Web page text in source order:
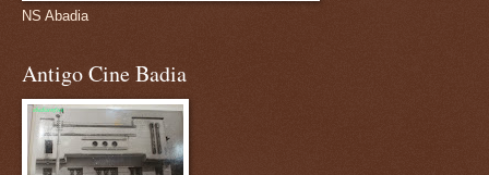
NS Abadia
Antigo Cine Badia